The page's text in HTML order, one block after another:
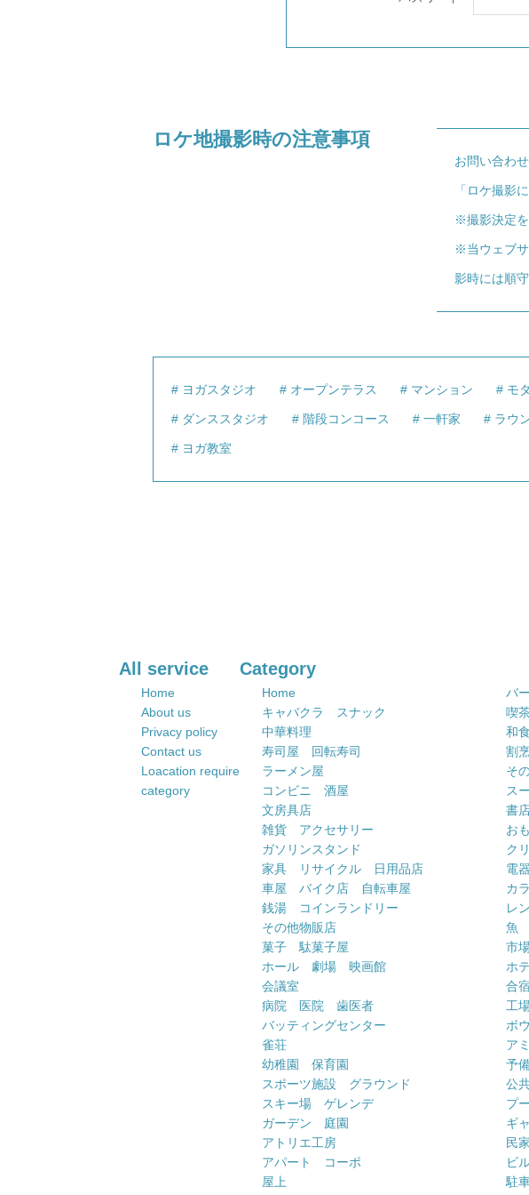
ロケ地撮影時の注意事項
お問い合わ
「ロケ撮影
※撮影決定を
※当ウェブ
影時には順
ヨガスタジオ オープンテラス マンション モ
ダンススタジオ 階段コンコース 一軒家 ラウ
ヨガ教室
All service
Home
About us
Privacy policy
Contact us
Loacation require
category
Category
Home バー
キャバクラ スナック
喫
中華料理
和
寿司屋 回転寿司
割
ラーメン屋
そ
コンビニ 酒屋
ス
文房具店
書
雑貨 アクセサリー
お
ガソリンスタンド
ク
家具 リサイクル 日用品店
電
車屋 バイク店 自転車屋
カ
銭湯 コインランドリー
レ
その他物販店
魚
菓子 駄菓子屋
市
ホール 劇場 映画館
ホ
会議室
合
病院 医院 歯医者
工
バッティングセンター
ボ
雀荘
ア
幼稚園 保育園
予
スポーツ施設 グラウンド
公
スキー場 ゲレンデ
プ
ガーデン 庭園
ギ
アトリエ工房
民
アパート コーポ
ビ
屋上
駐